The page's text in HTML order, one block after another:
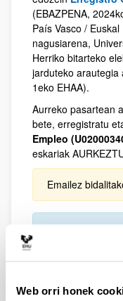
Web orri honek
(EBAZPENA,
País Vasco /
nagusiarena,
Herriko bitarteko
jarduteko arautegia
1eko EHAA).
Aurreko pasartean
bete, erregistratu
Empleo
eskariak
Emailez
ERREGISTRO